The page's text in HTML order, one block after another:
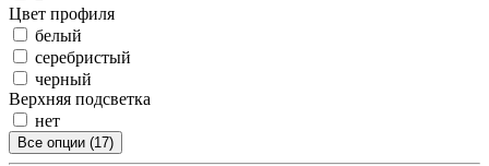
Цвет профиля
белый
серебристый
черный
Верхняя подсветка
нет
Все опции (17)